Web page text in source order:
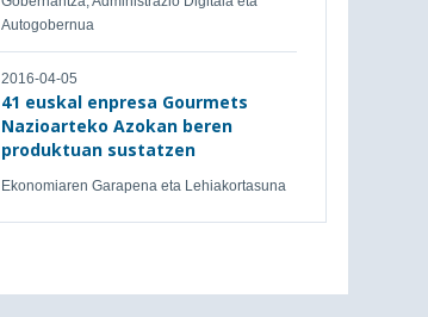
Autogobernua
2016-04-05
41 euskal enpresa Gourmets
Nazioarteko Azokan beren
produktuan sustatzen
Ekonomiaren Garapena eta Lehiakortasuna